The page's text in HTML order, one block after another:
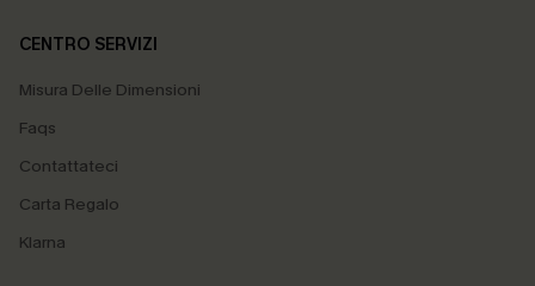
CENTRO SERVIZI
Misura Delle Dimensioni
Faqs
Contattateci
Carta Regalo
Klarna